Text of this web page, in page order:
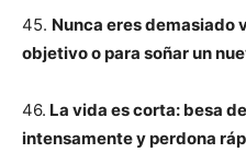
45. Nunca eres demasiado
objetivo o para soñar un
46. La vida es corta: besa
intensamente y perdona